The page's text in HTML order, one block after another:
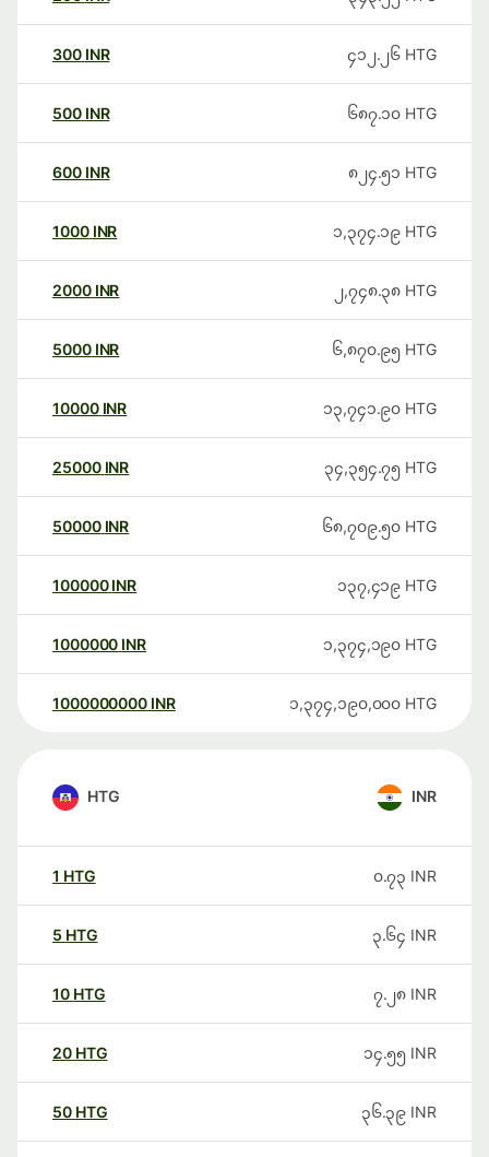
300 INR ၄၁၂.၂၆ HTG
500 INR ၆၈၇.၁၀ HTG
600 INR ၈၂၄.၅၁ HTG
1000 INR ၁,၃၇၄.၁၉ HTG
2000 INR ၂,၇၄၈.၃၈ HTG
5000 INR ၆,၈၇၀.၉၅ HTG
10000 INR ၁၃,၇၄၁.၉၀ HTG
25000 INR ၃၄,၃၅၄.၇၅ HTG
50000 INR ၆၈,၇၀၉.၅၀ HTG
100000 INR ၁၃၇,၄၁၉ HTG
1000000 INR ၁,၃၇၄,၁၉၀ HTG
1000000000 INR ၁,၃၇၄,၁၉၀,၀၀၀ HTG
HTG INR
1 HTG ၀.၇၃ INR
5 HTG ၃.၆၄ INR
10 HTG ၇.၂၈ INR
20 HTG ၁၄.၅၅ INR
50 HTG ၃၆.၃၉ INR